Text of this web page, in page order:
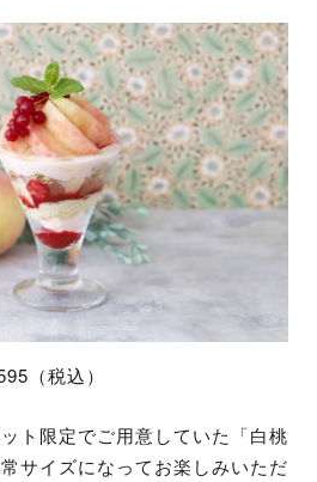
（税込）
ト限定でご用意していた「白桃
サイズになってお楽しみいただ